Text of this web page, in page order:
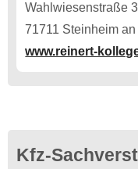
Wahlwiesenstraße 3
71711 Steinheim an
www.reinert-
Kfz-